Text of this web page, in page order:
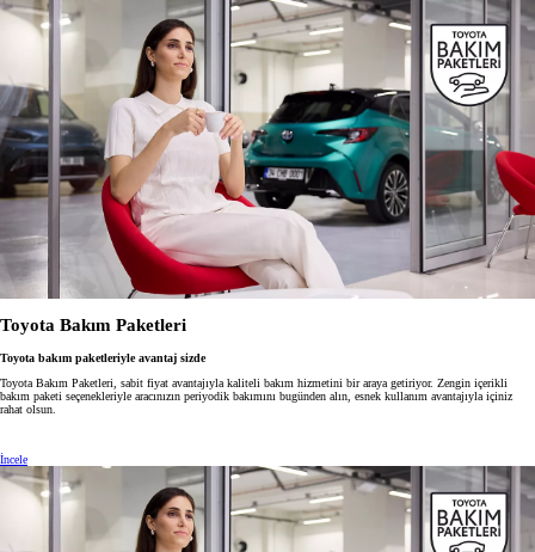
Toyota Bakım Paketleri
Toyota bakım paketleriyle avantaj sizde
Toyota Bakım Paketleri, sabit fiyat avantajıyla kaliteli bakım hizmetini bir araya getiriyor. Zengin içerikli
bakım paketi seçenekleriyle aracınızın periyodik bakımını bugünden alın, esnek kullanım avantajıyla içiniz
rahat olsun.
İncele